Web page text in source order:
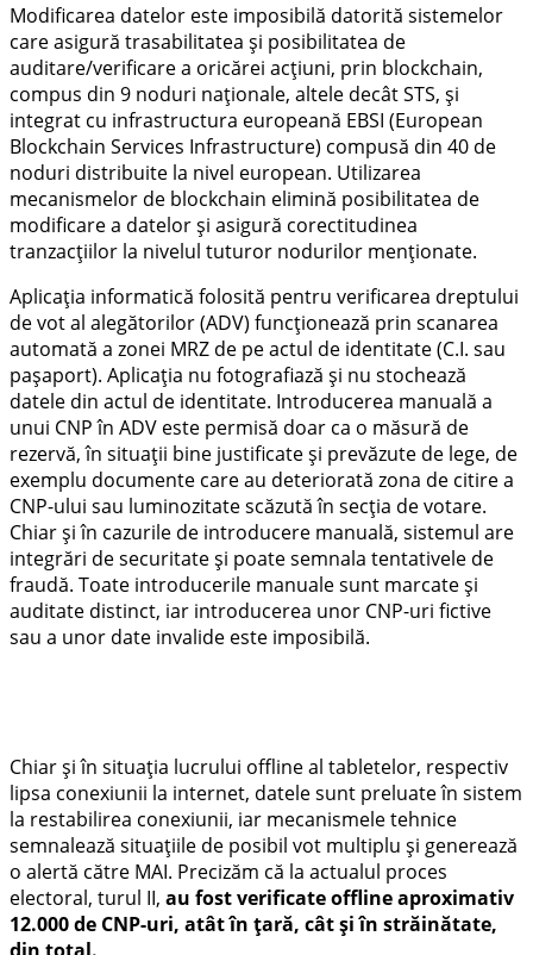
Modificarea datelor este imposibilă datorită sistemelor
care asigură trasabilitatea și posibilitatea de
auditare/verificare a oricărei acțiuni, prin blockchain,
compus din 9 noduri naționale, altele decât STS, și
integrat cu infrastructura europeană EBSI (European
Blockchain Services Infrastructure) compusă din 40 de
noduri distribuite la nivel european. Utilizarea
mecanismelor de blockchain elimină posibilitatea de
modificare a datelor și asigură corectitudinea
tranzacțiilor la nivelul tuturor nodurilor menționate.
Aplicația informatică folosită pentru verificarea dreptului
de vot al alegătorilor (ADV) funcționează prin scanarea
automată a zonei MRZ de pe actul de identitate (C.I. sau
pașaport). Aplicația nu fotografiază și nu stochează
datele din actul de identitate. Introducerea manuală a
unui CNP în ADV este permisă doar ca o măsură de
rezervă, în situații bine justificate și prevăzute de lege, de
exemplu documente care au deteriorată zona de citire a
CNP-ului sau luminozitate scăzută în secția de votare.
Chiar și în cazurile de introducere manuală, sistemul are
integrări de securitate și poate semnala tentativele de
fraudă. Toate introducerile manuale sunt marcate și
auditate distinct, iar introducerea unor CNP-uri fictive
sau a unor date invalide este imposibilă.
Chiar și în situația lucrului offline al tabletelor, respectiv
lipsa conexiunii la internet, datele sunt preluate în sistem
la restabilirea conexiunii, iar mecanismele tehnice
semnalează situațiile de posibil vot multiplu și generează
o alertă către MAI. Precizăm că la actualul proces
electoral, turul II, au fost verificate offline aproximativ
12.000 de CNP-uri, atât în țară, cât și în străinătate,